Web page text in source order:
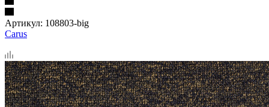
Артикул: 108803-big
Carus